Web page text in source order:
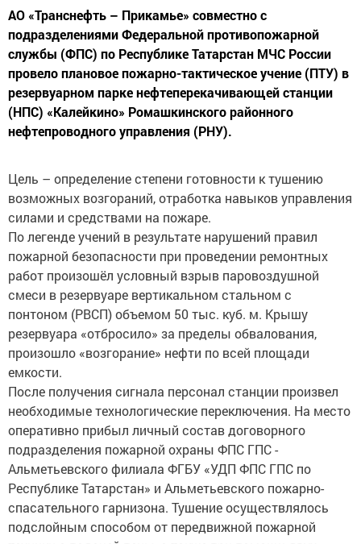
подразделениями Федеральной противопожарной
службы (ФПС) по Республике Татарстан МЧС России
провело плановое пожарно-тактическое учение (ПТУ) в
резервуарном парке нефтеперекачивающей станции
(НПС) «Калейкино» Ромашкинского районного
нефтепроводного управления (РНУ).
возможных возгораний, отработка навыков управления
силами и средствами на пожаре.
По легенде учений в результате нарушений правил
пожарной безопасности при проведении ремонтных
работ произошёл условный взрыв паровоздушной
смеси в резервуаре вертикальном стальном с
понтоном (РВСП) объемом 50 тыс. куб. м. Крышу
резервуара «отбросило» за пределы обвалования,
произошло «возгорание» нефти по всей площади
емкости.
После получения сигнала персонал станции произвел
необходимые технологические переключения. На место
оперативно прибыл личный состав договорного
подразделения пожарной охраны ФПС ГПС -
Альметьевского филиала ФГБУ «УДП ФПС ГПС по
Республике Татарстан» и Альметьевского пожарно-
спасательного гарнизона. Тушение осуществлялось
подслойным способом от передвижной пожарной
техники с подачей пены, а также при помощи двух